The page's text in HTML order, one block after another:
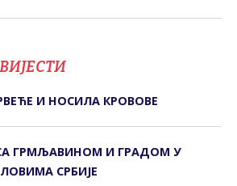
И НОСИЛА КРОВОВЕ
ГРМЉАВИНОМ И ГРАДОМ У
СРБИЈЕ